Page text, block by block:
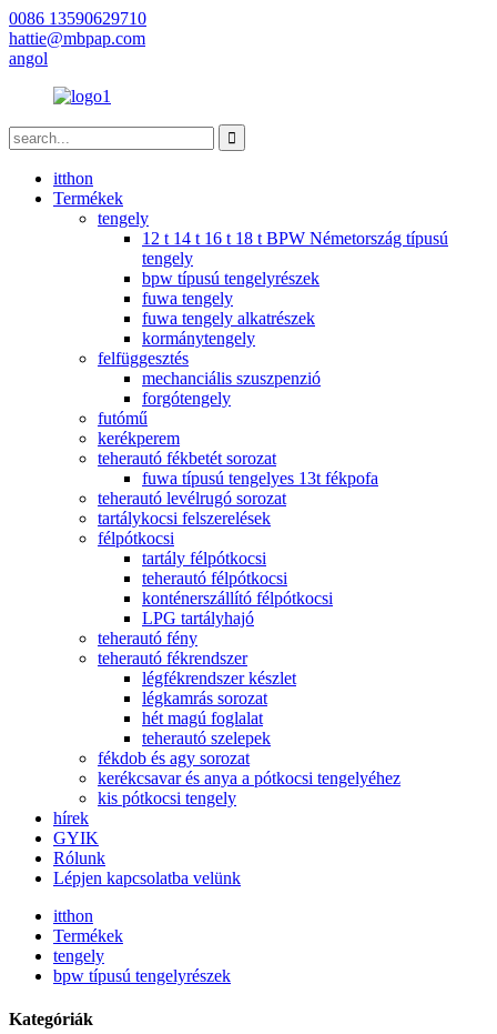
0086 13590629710
hattie@mbpap.com
angol
itthon
Termékek
tengely
12 t 14 t 16 t 18 t BPW Németország típusú
tengely
bpw típusú tengelyrészek
fuwa tengely
fuwa tengely alkatrészek
kormánytengely
felfüggesztés
mechanciális szuszpenzió
forgótengely
futómű
kerékperem
teherautó fékbetét sorozat
fuwa típusú tengelyes 13t fékpofa
teherautó levélrugó sorozat
tartálykocsi felszerelések
félpótkocsi
tartály félpótkocsi
teherautó félpótkocsi
konténerszállító félpótkocsi
LPG tartályhajó
teherautó fény
teherautó fékrendszer
légfékrendszer készlet
légkamrás sorozat
hét magú foglalat
teherautó szelepek
fékdob és agy sorozat
kerékcsavar és anya a pótkocsi tengelyéhez
kis pótkocsi tengely
hírek
GYIK
Rólunk
Lépjen kapcsolatba velünk
itthon
Termékek
tengely
bpw típusú tengelyrészek
Kategóriák